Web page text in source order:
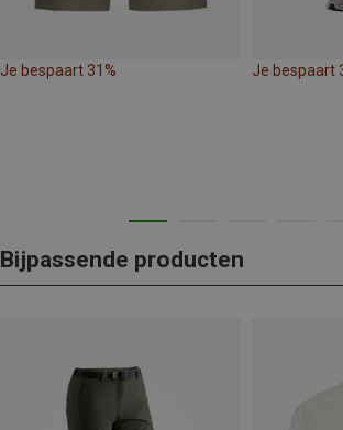
Je bespaart 31% Je bespaart
Bijpassende producten